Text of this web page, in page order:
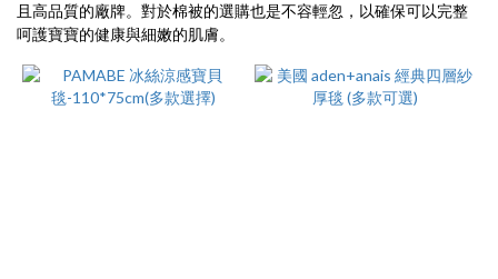
~
且高品質的廠牌。對於棉被的選購也是不容輕忽，以確保可以完整
呵護寶寶的健康與細嫩的肌膚。